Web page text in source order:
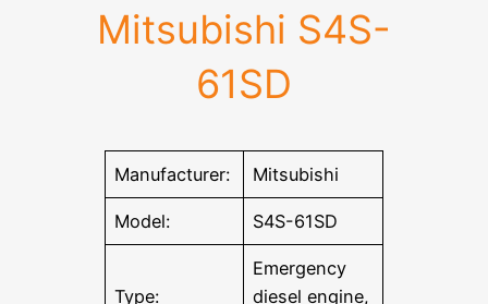
Mitsubishi S4S-
61SD
Manufacturer: Mitsubishi
Model: S4S-61SD
Type:
Emergency
diesel engine,